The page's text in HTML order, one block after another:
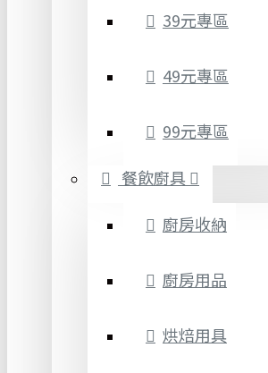
39元專區
49元專區
99元專區
餐飲廚具
廚房收納
廚房用品
烘焙用具